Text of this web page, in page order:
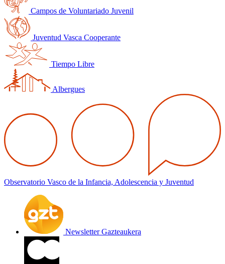
Campos de Voluntariado Juvenil
Juventud Vasca Cooperante
Tiempo Libre
Albergues
Observatorio Vasco de la Infancia, Adolescencia y Juventud
Newsletter Gazteaukera